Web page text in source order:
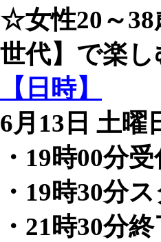
☆女性20～38
世代】で楽し
【日時】
6月13日 土
・19時00分
・19時30分
・21時30分終